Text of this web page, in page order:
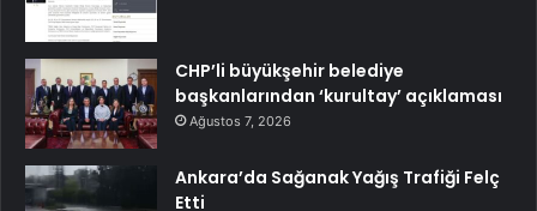
CHP’li büyükşehir belediye
başkanlarından ‘kurultay’ açıklaması
Ağustos 7, 2026
Ankara’da Sağanak Yağış Trafiği Felç
Etti